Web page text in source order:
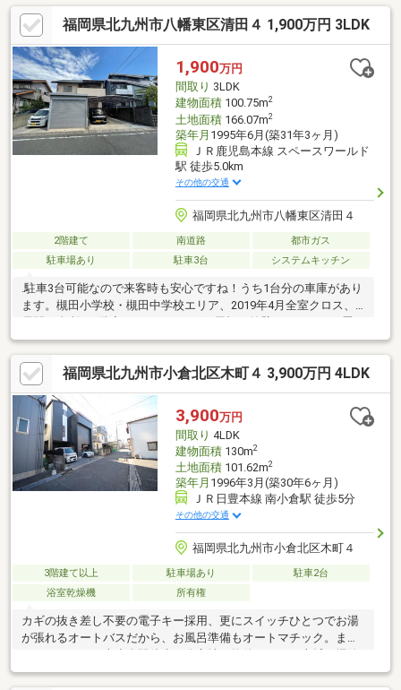
並行して行えます！・もちろん査定も無料です♪【ライフスタイル
に合わせた物件探し】・土日祝/18時以降/1件～複数件のご内覧も
大歓迎・ご自宅等への送迎も可能です！・当社未掲載物件もご案
内できます♪
福岡県北九州市八幡東区清田４ 1,900万円 3LDK
1,900万円
間取り 3LDK
建物面積100.75m2
土地面積166.07m2
築年月 1995年6月(築31年3ヶ月)
ＪＲ鹿児島本線 スペースワールド
駅 徒歩5.0km
その他の交通
福岡県北九州市八幡東区清田４
2階建て 南道路
都市ガス
駐車場あり
駐車3台 システムキッチン
.駐車3台可能なので来客時も安心ですね！うち1台分の車庫があり
ます。槻田小学校・槻田中学校エリア、2019年4月全室クロス、
襖貼替実施、2013年10月給湯器交換。
□□━━━━━━━━━━━━━━━━━━━━営業時間 10時～
16時（休：水曜日、第2、3火曜日） この時間帯はお電話でのお問
い合わせがスムーズにご案内できます。右下の電話ボタンをタッ
チ！もしくはお気軽にお電話ください ＞＞＞0120-210-
393━━━━━━━━━━━━━━━━━━━━━━□□
福岡県北九州市小倉北区木町４ 3,900万円 4LDK
3,900万円
間取り 4LDK
建物面積130m2
土地面積101.62m2
築年月 1996年3月(築30年6ヶ月)
ＪＲ日豊本線 南小倉駅 徒歩5分
その他の交通
福岡県北九州市小倉北区木町４
3階建て以上 駐車場あり
駐車2台
浴室乾燥機
所有権
カギの抜き差し不要の電子キー採用、更にスイッチひとつでお湯
が張れるオートバスだから、お風呂準備もオートマチック。また
のみでお手入れ楽チンなＩＨクッキングヒーター採用なので、揚